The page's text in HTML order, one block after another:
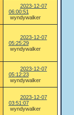
2023-12-07
06:00:51
wyndywalker
2023-12-07
05:25:29
wyndywalker
2023-12-07
05:12:23
wyndywalker
2023-12-07
03:51:07
wyndywalker